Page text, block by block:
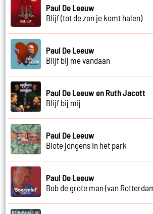
Paul De Leeuw
Blijf (tot de zon je komt halen)
Paul De Leeuw
Blijf bij me vandaan
Paul De Leeuw en Ruth Jacott
Blijf bij mij
Paul De Leeuw
Blote jongens in het park
Paul De Leeuw
Bob de grote man (van